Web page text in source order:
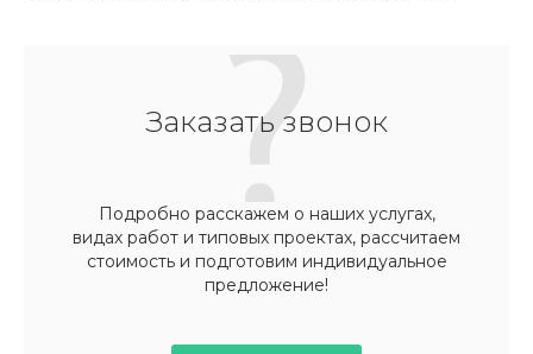
Заказать звонок
Подробно расскажем о наших услугах,
видах работ и типовых проектах, рассчитаем
стоимость и подготовим индивидуальное
предложение!